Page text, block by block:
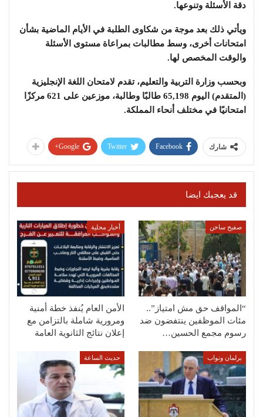
دقة الأسئلة وتنوعها.
ويأتي ذلك بعد موجة من شكاوى الطلبة في الأيام الماضية بشأن
امتحانات أخرى، وسط مطالبات بمراعاة مستوى الأسئلة
والوقت المخصص لها.
وبحسب وزارة التربية والتعليم، تقدم لامتحان اللغة الإنجليزية
(المتقدم) اليوم 65,198 طالبًا وطالبة، موزعين على 621 مركزًا
امتحانيًا في مختلف أنحاء المملكة.
شارك Facebook
Twitter
Google+
قد يعجبك ايضا
صفيح ساخن
“المواقف حق مش امتياز”..
مئات الموظفين ينتفضون ضد
رسوم مجمع الحسين…
أخبار محلية
الأمن العام يُنفذ خطة أمنية
ومرورية شاملة بالتزامن مع
إعلان نتائج الثانوية العامة
برلمان ونواب حديث الساعة